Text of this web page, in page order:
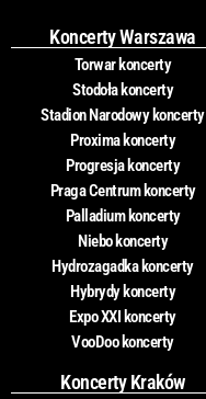
Koncerty Warszawa
Torwar koncerty
Stodoła koncerty
Stadion Narodowy koncerty
Proxima koncerty
Progresja koncerty
Praga Centrum koncerty
Palladium koncerty
Niebo koncerty
Hydrozagadka koncerty
Hybrydy koncerty
Expo XXI koncerty
VooDoo koncerty
Koncerty Kraków